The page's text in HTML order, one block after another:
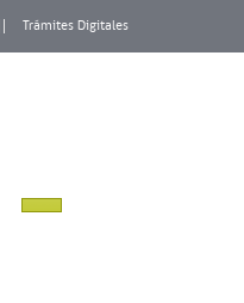
Trámites Digitales